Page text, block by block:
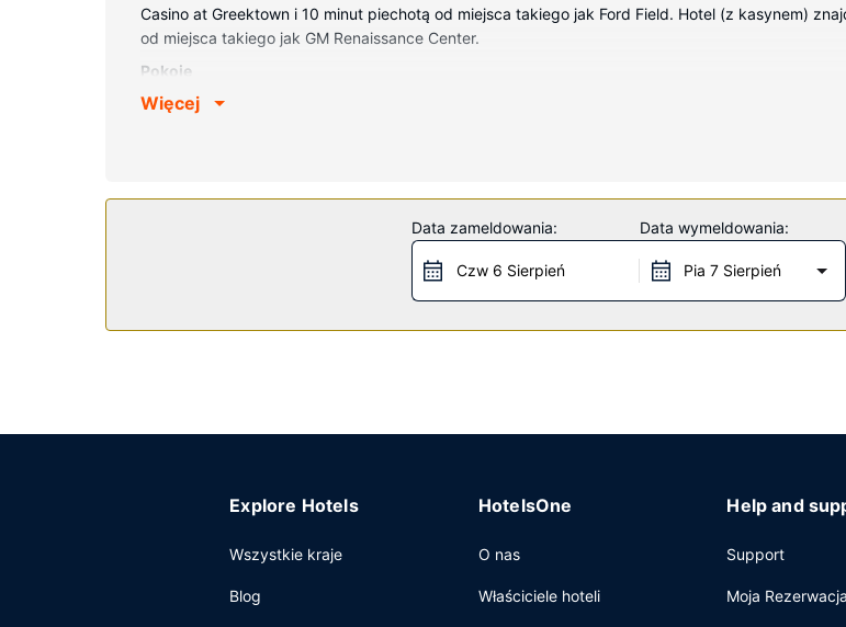
Casino at Greektown i 10 minut piechotą od miejsca takiego jak Ford Field. Hotel (z kasynem)
od miejsca takiego jak GM Renaissance Center.
Pokoje
Poczuj się jak w domu w 400 klimatyzowanych pokojach, których wyposażenie to telewizor
Dostępne udogodnienia rekreacyjne to kasyno oraz całodobowe centrum fitness i punkt
Przekąś coś w restauracji ESPN Sportsbook, jednej z 5 restauracji w obiekcie takim jak hotel.
określonych godzinach lub pójść po przekąskę do 2 kawiarni. Ożywcze napoje znajdziesz w
Więcej
Data zameldowania:
Czw 6 Sierpień
Data wymeldowania:
Pia 7 Sierpień
Explore Hotels
Wszystkie kraje
Blog
HotelsOne
O nas
Właściciele hoteli
Help and
Support
Moja Rezerwacja